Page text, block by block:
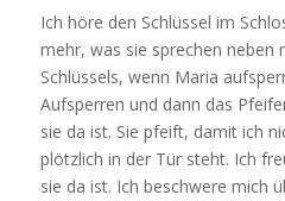
Ich höre den Schlüssel im
mehr, was sie sprechen neben
Schlüssels, wenn Maria
Aufsperren und dann das
sie da ist. Sie pfeift, damit ich
plötzlich in der Tür steht. Ich
sie da ist. Ich beschwere mich